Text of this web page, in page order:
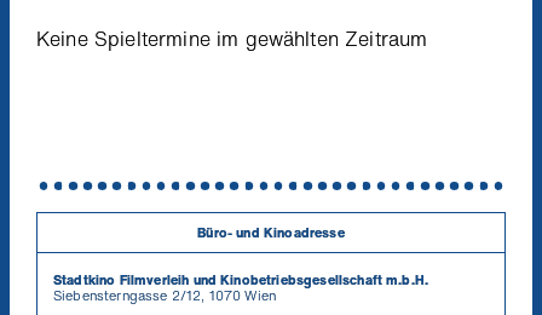
Keine Spieltermine im gewählten Zeitraum
Büro- und Kinoadresse
Stadtkino Filmverleih und Kinobetriebsgesellschaft m.b.H.
Siebensterngasse 2/12, 1070 Wien